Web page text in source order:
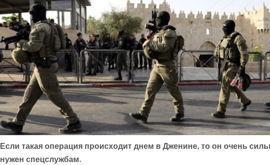
Если такая операция происходит днем в Дженине, то он очень
нужен спецслужбам.